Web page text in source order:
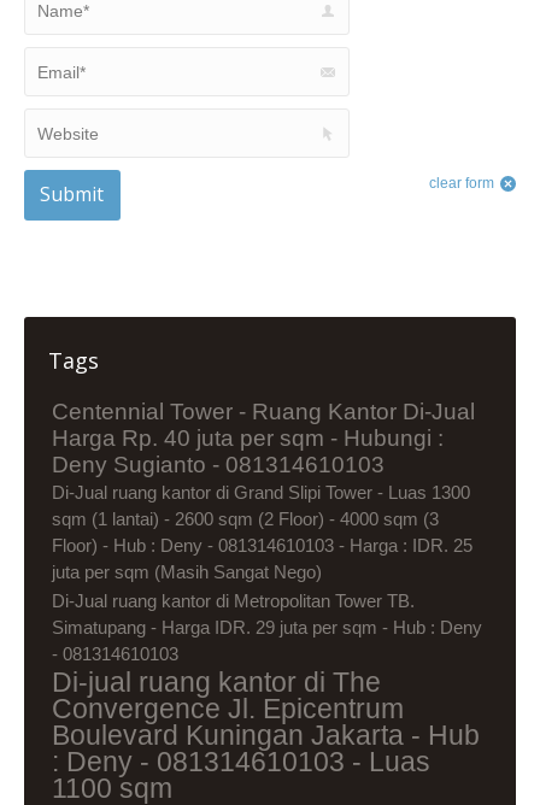
clear form
Submit
Tags
Centennial Tower - Ruang Kantor Di-Jual
Harga Rp. 40 juta per sqm - Hubungi :
Deny Sugianto - 081314610103
Di-Jual ruang kantor di Grand Slipi Tower - Luas 1300
sqm (1 lantai) - 2600 sqm (2 Floor) - 4000 sqm (3
Floor) - Hub : Deny - 081314610103 - Harga : IDR. 25
juta per sqm (Masih Sangat Nego)
Di-Jual ruang kantor di Metropolitan Tower TB.
Simatupang - Harga IDR. 29 juta per sqm - Hub : Deny
- 081314610103
Di-jual ruang kantor di The
Convergence Jl. Epicentrum
Boulevard Kuningan Jakarta - Hub
: Deny - 081314610103 - Luas
1100 sqm